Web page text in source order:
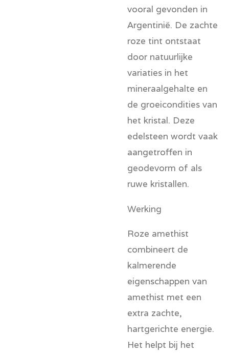
vooral gevonden in
Argentinië. De zachte
roze tint ontstaat
door natuurlijke
variaties in het
mineraalgehalte en
de groeicondities van
het kristal. Deze
edelsteen wordt vaak
aangetroffen in
geodevorm of als
ruwe kristallen.
Werking
Roze amethist
combineert de
kalmerende
eigenschappen van
amethist met een
extra zachte,
hartgerichte energie.
Het helpt bij het